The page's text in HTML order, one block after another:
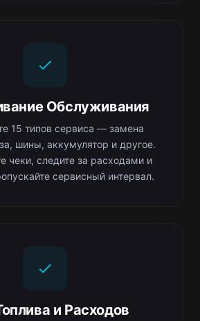
Обслуживания
15 типов сервиса — замена
шины, аккумулятор и другое.
чеки, следите за расходами и
сервисный интервал.
и Расходов